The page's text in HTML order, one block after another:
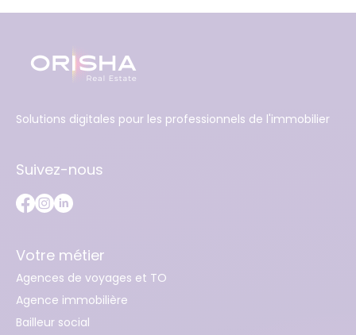
Solutions digitales pour les professionnels de l'immobilier
Suivez-nous
Votre métier
Agences de voyages et TO
Agence immobilière
Bailleur social